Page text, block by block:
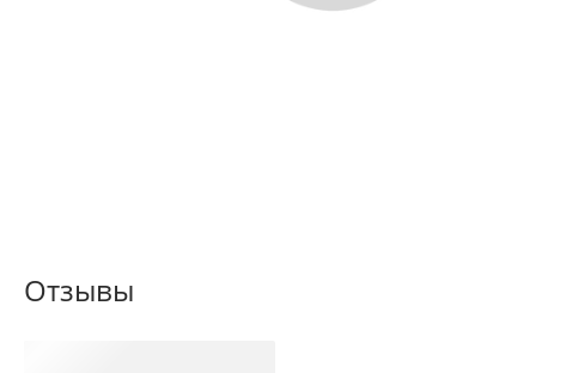
Отзывы